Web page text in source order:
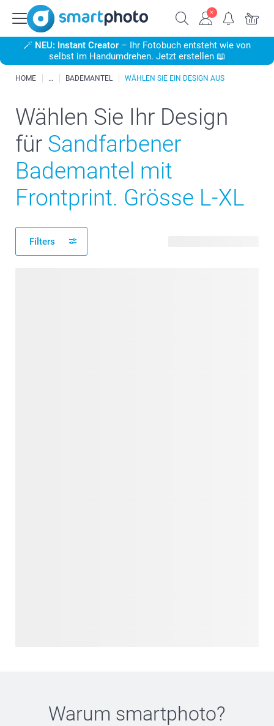
🪄 NEU: Instant Creator – Ihr Fotobuch entsteht wie von
selbst im Handumdrehen. Jetzt erstellen 📖
HOME BADEMANTEL WÄHLEN SIE EIN DESIGN AUS
Wählen Sie Ihr Design
für Sandfarbener
Bademantel mit
Frontprint. Grösse L-XL
Filters
Warum smartphoto?